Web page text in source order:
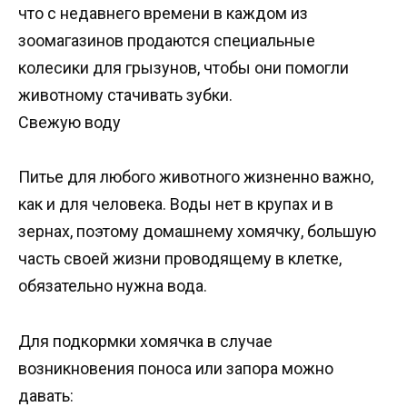
что с недавнего времени в каждом из
зоомагазинов продаются специальные
колесики для грызунов, чтобы они помогли
животному стачивать зубки.
Свежую воду
Питье для любого животного жизненно важно,
как и для человека. Воды нет в крупах и в
зернах, поэтому домашнему хомячку, большую
часть своей жизни проводящему в клетке,
обязательно нужна вода.
Для подкормки хомячка в случае
возникновения поноса или запора можно
давать: